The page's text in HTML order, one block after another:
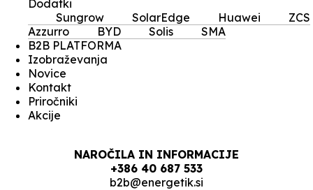
Dodatki
Sungrow
SolarEdge Huawei
ZCS
Azzurro
BYD Solis
SMA
B2B PLATFORMA
Izobraževanja
Novice
Kontakt
Priročniki
Akcije
NAROČILA IN INFORMACIJE
+386 40 687 533
b2b@energetik.si